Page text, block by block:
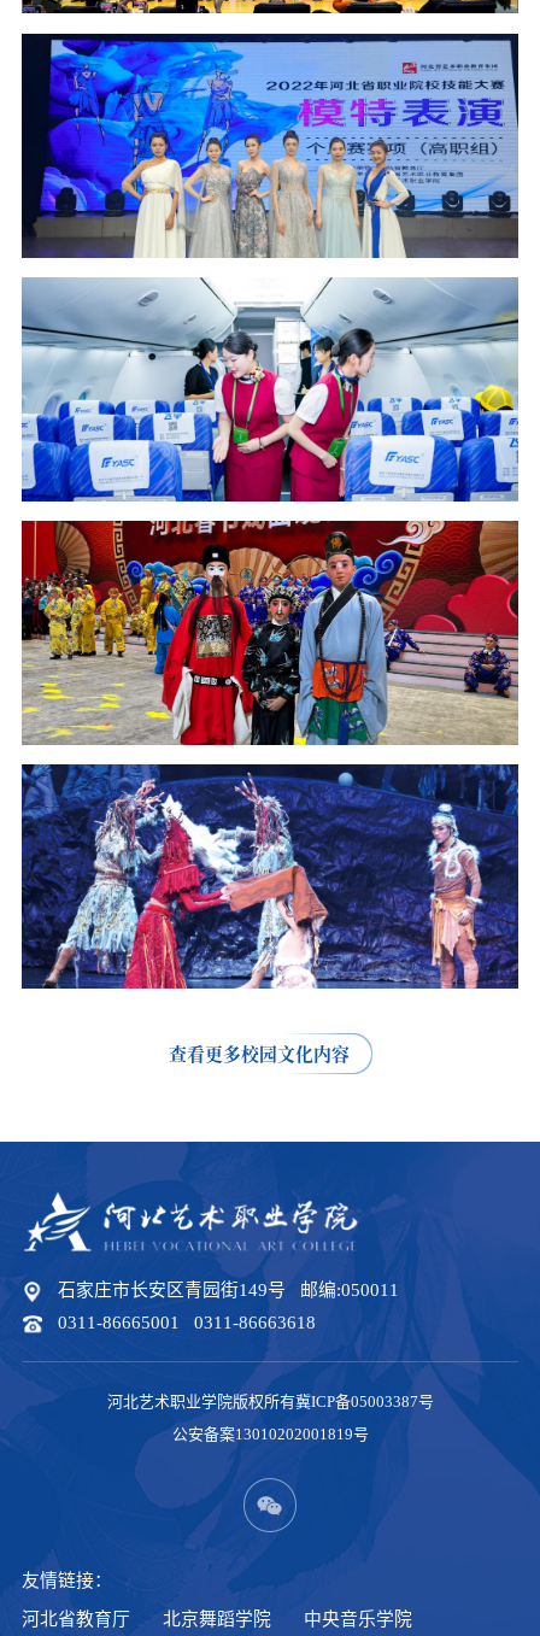
查看更多校园文化内容
石家庄市长安区青园街149号 邮编:050011
0311-86665001 0311-86663618
河北艺术职业学院版权所有冀ICP备05003387号
公安备案13010202001819号
友情链接：
河北省教育厅 北京舞蹈学院 中央音乐学院